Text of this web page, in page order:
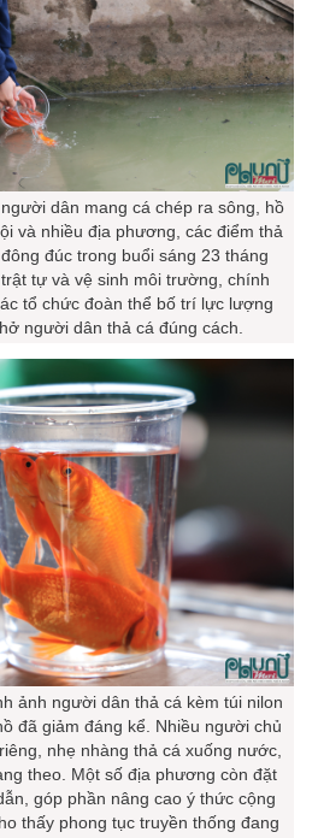
dân mang cá chép ra sông, hồ
và nhiều địa phương, các điểm thả
đúc trong buổi sáng 23 tháng
tự và vệ sinh môi trường, chính
tổ chức đoàn thể bố trí lực lượng
người dân thả cá đúng cách.
ảnh người dân thả cá kèm túi nilon
đã giảm đáng kể. Nhiều người chủ
nhẹ nhàng thả cá xuống nước,
theo. Một số địa phương còn đặt
góp phần nâng cao ý thức cộng
thấy phong tục truyền thống đang